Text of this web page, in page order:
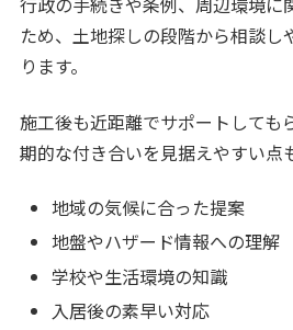
ため、土地探しの段階から相談し
ります。
施工後も近距離でサポートしても
期的な付き合いを見据えやすい点
地域の気候に合った提案
地盤やハザード情報への理解
学校や生活環境の知識
入居後の素早い対応